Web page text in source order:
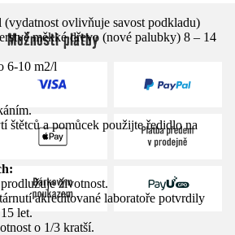
(vydatnost ovlivňuje savost podkladu)
měkké dřevo (nové palubky) 8 – 14
6-10 m2/l
štětců a pomůcek použijte ředidlo na
životnost.
akreditované laboratoře potvrdily
let.
o 1/3 kratší.
Možnosti platby